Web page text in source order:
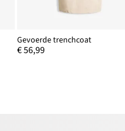
Gevoerde trenchcoat
€ 56,99